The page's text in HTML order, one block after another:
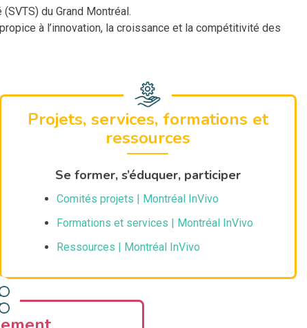
du Grand Montréal.
à l’innovation, la croissance et la compétitivité des
Projets, services, formations et
ressources
Se former, s’éduquer, participer
Comités projets | Montréal InVivo
Formations et services | Montréal InVivo
Ressources | Montréal InVivo